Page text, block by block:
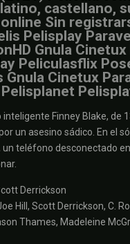
castellano,
online Sin
Pelisplay
Gnula
Peliculasflix
Gnula Cinetux
Pelisplanet
inteligente Finney Blake, de
un asesino sádico. En el
teléfono desconectado
Derrickson
Hill, Scott Derrickson, C.
Thames, Madeleine